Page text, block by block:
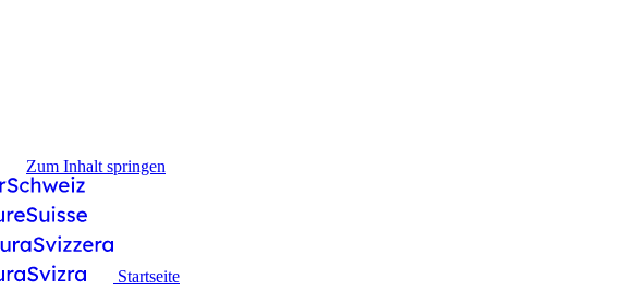
Zum Inhalt springen
Startseite